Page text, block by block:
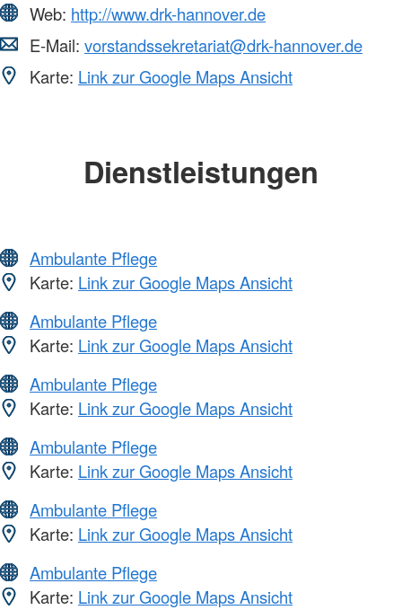
Web: http://www.drk-hannover.de
E-Mail: vorstandssekretariat@drk-hannover.de
Karte: Link zur Google Maps Ansicht
Dienstleistungen
Ambulante Pflege
Karte: Link zur Google Maps Ansicht
Ambulante Pflege
Karte: Link zur Google Maps Ansicht
Ambulante Pflege
Karte: Link zur Google Maps Ansicht
Ambulante Pflege
Karte: Link zur Google Maps Ansicht
Ambulante Pflege
Karte: Link zur Google Maps Ansicht
Ambulante Pflege
Karte: Link zur Google Maps Ansicht